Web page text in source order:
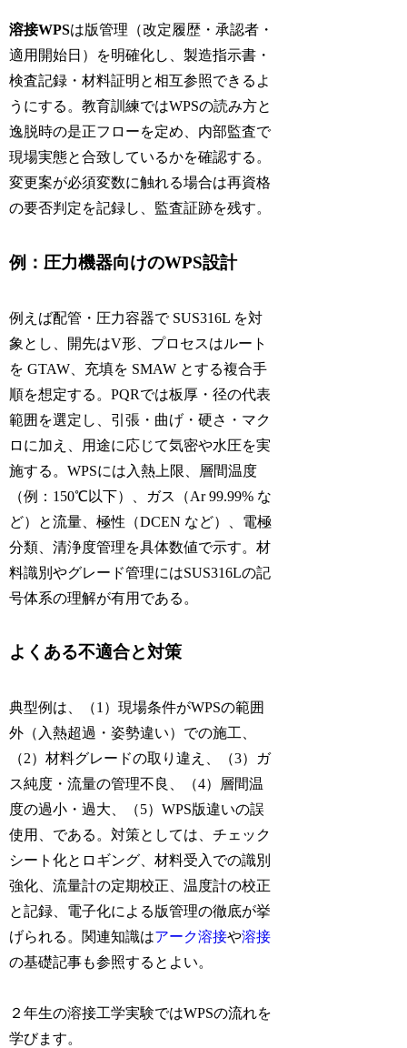
溶接WPSは版管理（改定履歴・承認者・
適用開始日）を明確化し、製造指示書・
検査記録・材料証明と相互参照できるよ
うにする。教育訓練ではWPSの読み方と
逸脱時の是正フローを定め、内部監査で
現場実態と合致しているかを確認する。
変更案が必須変数に触れる場合は再資格
の要否判定を記録し、監査証跡を残す。
例：圧力機器向けのWPS設計
例えば配管・圧力容器で SUS316L を対
象とし、開先はV形、プロセスはルート
を GTAW、充填を SMAW とする複合手
順を想定する。PQRでは板厚・径の代表
範囲を選定し、引張・曲げ・硬さ・マク
ロに加え、用途に応じて気密や水圧を実
施する。WPSには入熱上限、層間温度
（例：150℃以下）、ガス（Ar 99.99% な
ど）と流量、極性（DCEN など）、電極
分類、清浄度管理を具体数値で示す。材
料識別やグレード管理にはSUS316Lの記
号体系の理解が有用である。
よくある不適合と対策
典型例は、（1）現場条件がWPSの範囲
外（入熱超過・姿勢違い）での施工、
（2）材料グレードの取り違え、（3）ガ
ス純度・流量の管理不良、（4）層間温
度の過小・過大、（5）WPS版違いの誤
使用、である。対策としては、チェック
シート化とロギング、材料受入での識別
強化、流量計の定期校正、温度計の校正
と記録、電子化による版管理の徹底が挙
げられる。関連知識はアーク溶接や溶接
の基礎記事も参照するとよい。
２年生の溶接工学実験ではWPSの流れを
学びます。